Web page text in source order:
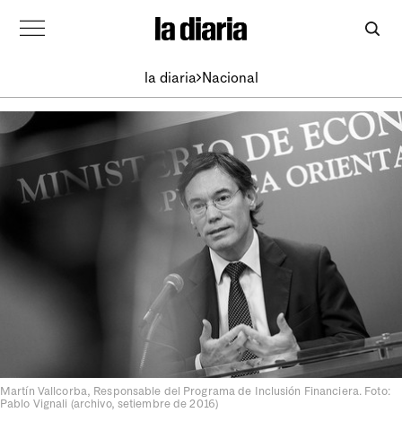
la diaria Nacional
Martín Vallcorba, Responsable del Programa de Inclusión Financiera. Foto:
Pablo Vignali (archivo, setiembre de 2016)